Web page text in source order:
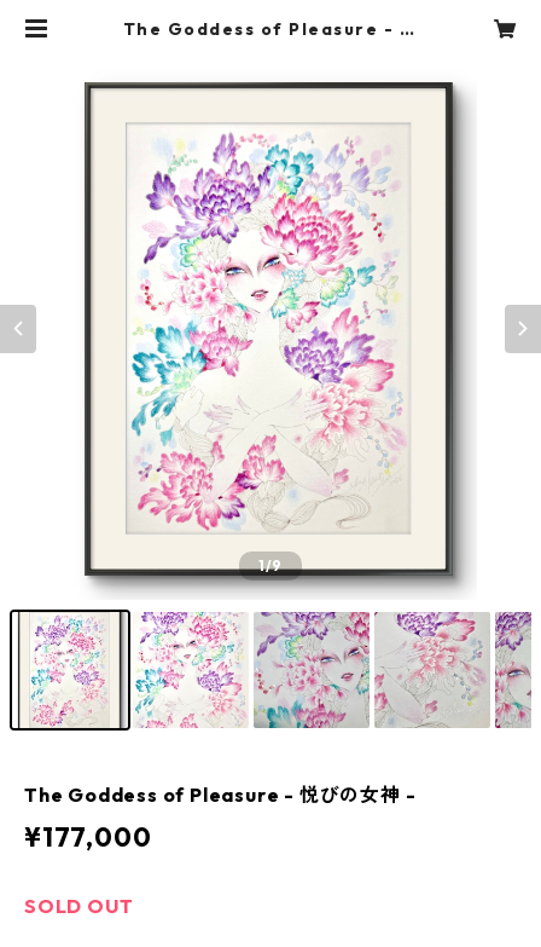
The Goddess of Pleasure - 悦
1/9
The Goddess of Pleasure - 悦びの女神 -
¥177,000
SOLD OUT